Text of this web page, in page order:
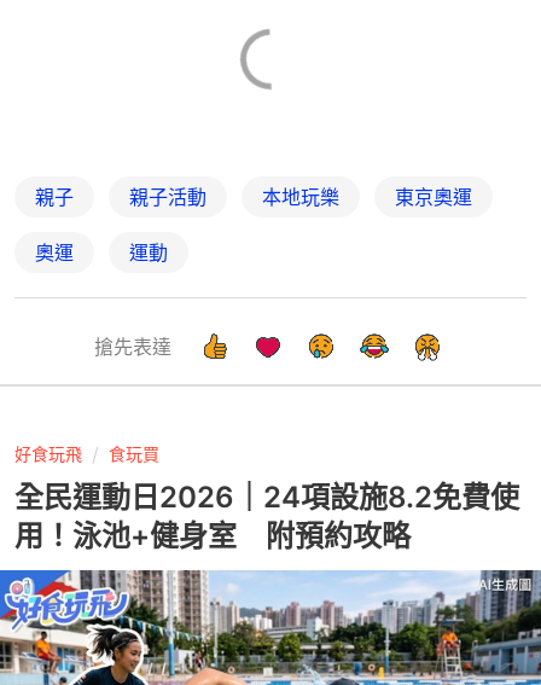
親子 親子活動 本地玩樂 東京奧運
奧運 運動
搶先表達
好食玩飛 食玩買
全民運動日2026｜24項設施8.2免費使
用！泳池+健身室 附預約攻略